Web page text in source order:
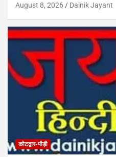
August 8, 2026 Dainik Jayant
कोटद्वार-पौड़ी